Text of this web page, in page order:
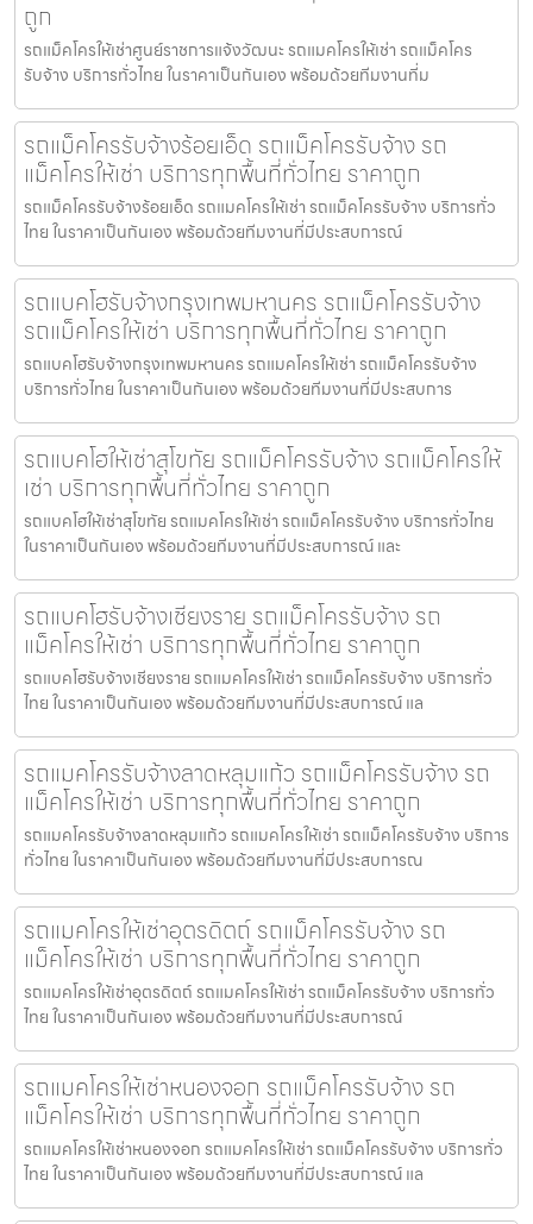
ถูก
รถแม็คโครให้เช่าศูนย์ราชการแจ้งวัฒนะ รถแมคโครให้เช่า รถแม็คโคร
รับจ้าง บริการทั่วไทย ในราคาเป็นกันเอง พร้อมด้วยทีมงานที่ม
รถแม็คโครรับจ้างร้อยเอ็ด รถแม็คโครรับจ้าง รถ
แม็คโครให้เช่า บริการทุกพื้นที่ทั่วไทย ราคาถูก
รถแม็คโครรับจ้างร้อยเอ็ด รถแมคโครให้เช่า รถแม็คโครรับจ้าง บริการทั่ว
ไทย ในราคาเป็นกันเอง พร้อมด้วยทีมงานที่มีประสบการณ์
รถแบคโฮรับจ้างกรุงเทพมหานคร รถแม็คโครรับจ้าง
รถแม็คโครให้เช่า บริการทุกพื้นที่ทั่วไทย ราคาถูก
รถแบคโฮรับจ้างกรุงเทพมหานคร รถแมคโครให้เช่า รถแม็คโครรับจ้าง
บริการทั่วไทย ในราคาเป็นกันเอง พร้อมด้วยทีมงานที่มีประสบการ
รถแบคโฮให้เช่าสุโขทัย รถแม็คโครรับจ้าง รถแม็คโครให้
เช่า บริการทุกพื้นที่ทั่วไทย ราคาถูก
รถแบคโฮให้เช่าสุโขทัย รถแมคโครให้เช่า รถแม็คโครรับจ้าง บริการทั่วไทย
ในราคาเป็นกันเอง พร้อมด้วยทีมงานที่มีประสบการณ์ และ
รถแบคโฮรับจ้างเชียงราย รถแม็คโครรับจ้าง รถ
แม็คโครให้เช่า บริการทุกพื้นที่ทั่วไทย ราคาถูก
รถแบคโฮรับจ้างเชียงราย รถแมคโครให้เช่า รถแม็คโครรับจ้าง บริการทั่ว
ไทย ในราคาเป็นกันเอง พร้อมด้วยทีมงานที่มีประสบการณ์ แล
รถแมคโครรับจ้างลาดหลุมแก้ว รถแม็คโครรับจ้าง รถ
แม็คโครให้เช่า บริการทุกพื้นที่ทั่วไทย ราคาถูก
รถแมคโครรับจ้างลาดหลุมแก้ว รถแมคโครให้เช่า รถแม็คโครรับจ้าง บริการ
ทั่วไทย ในราคาเป็นกันเอง พร้อมด้วยทีมงานที่มีประสบการณ
รถแมคโครให้เช่าอุตรดิตถ์ รถแม็คโครรับจ้าง รถ
แม็คโครให้เช่า บริการทุกพื้นที่ทั่วไทย ราคาถูก
รถแมคโครให้เช่าอุตรดิตถ์ รถแมคโครให้เช่า รถแม็คโครรับจ้าง บริการทั่ว
ไทย ในราคาเป็นกันเอง พร้อมด้วยทีมงานที่มีประสบการณ์
รถแมคโครให้เช่าหนองจอก รถแม็คโครรับจ้าง รถ
แม็คโครให้เช่า บริการทุกพื้นที่ทั่วไทย ราคาถูก
รถแมคโครให้เช่าหนองจอก รถแมคโครให้เช่า รถแม็คโครรับจ้าง บริการทั่ว
ไทย ในราคาเป็นกันเอง พร้อมด้วยทีมงานที่มีประสบการณ์ แล